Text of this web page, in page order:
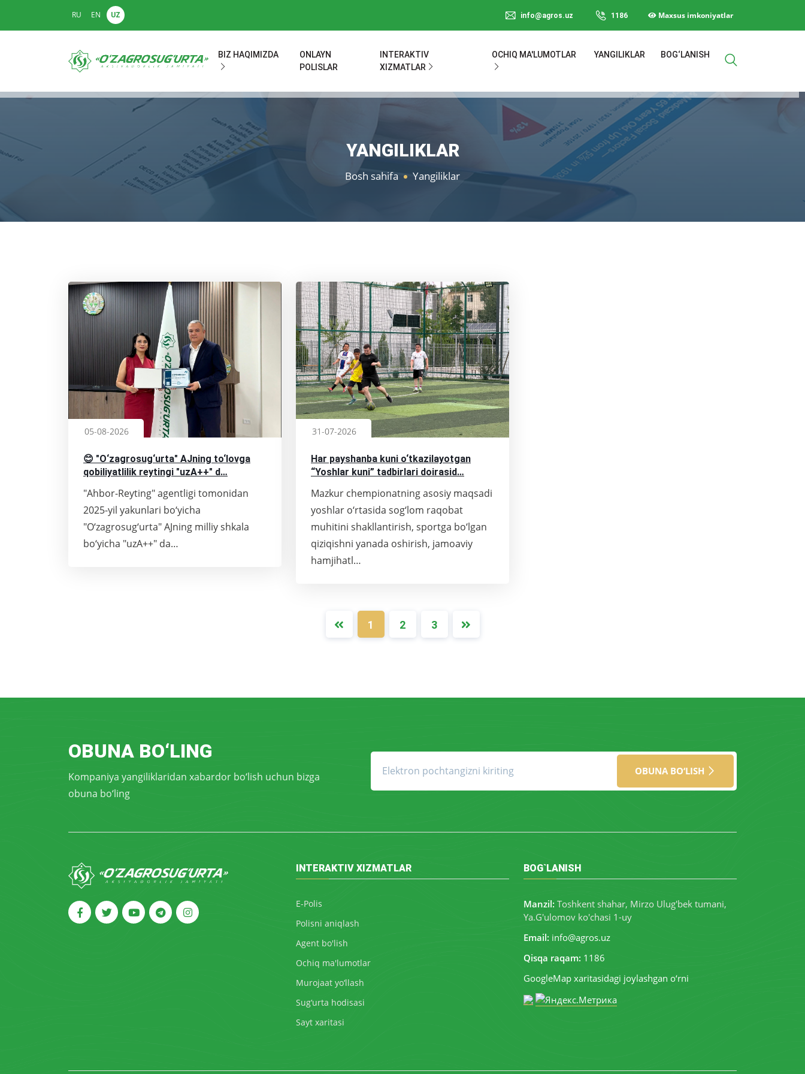
RU EN UZ info@agros.uz 1186 Maxsus imkoniyatlar
BIZ HAQIMIZDA
ONLAYN
POLISLAR
INTERAKTIV
XIZMATLAR
OCHIQ MA'LUMOTLAR YANGILIKLAR BOG‘LANISH
YANGILIKLAR
Bosh sahifa Yangiliklar
05-08-2026
😊 "O‘zagrosug‘urta" AJning to‘lovga
qobiliyatlilik reytingi "uzA++" d…
"Ahbor-Reyting" agentligi tomonidan
2025-yil yakunlari bo‘yicha
"O‘zagrosug‘urta" AJning milliy shkala
bo‘yicha "uzA++" da…
31-07-2026
Har payshanba kuni o‘tkazilayotgan
“Yoshlar kuni” tadbirlari doirasid…
Mazkur chempionatning asosiy maqsadi
yoshlar o‘rtasida sog‘lom raqobat
muhitini shakllantirish, sportga bo‘lgan
qiziqishni yanada oshirish, jamoaviy
hamjihatl…
1 2 3
OBUNA BO‘LING
Kompaniya yangiliklaridan xabardor bo‘lish uchun bizga
obuna bo‘ling
OBUNA BO‘LISH
INTERAKTIV XIZMATLAR
E-Polis
Polisni aniqlash
Agent bo'lish
Ochiq ma'lumotlar
Murojaat yo‘llash
Sug‘urta hodisasi
Sayt xaritasi
BOG`LANISH
Manzil: Toshkent shahar, Mirzo Ulug'bek tumani,
Ya.G'ulomov ko'chasi 1-uy
Email: info@agros.uz
Qisqa raqam: 1186
GoogleMap xaritasidagi joylashgan o‘rni